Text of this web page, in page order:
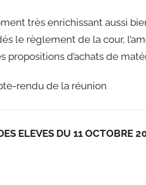
très enrichissant aussi
le règlement de la cour,
propositions d’achats de
rendu de la réunion
ELEVES DU 11 OCTOBRE